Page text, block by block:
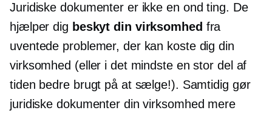
Juridiske dokumenter er ikke en ond ting. De
hjælper dig beskyt din virksomhed fra
uventede problemer, der kan koste dig din
virksomhed (eller i det mindste en stor del af
tiden bedre brugt på at sælge!). Samtidig gør
juridiske dokumenter din virksomhed mere